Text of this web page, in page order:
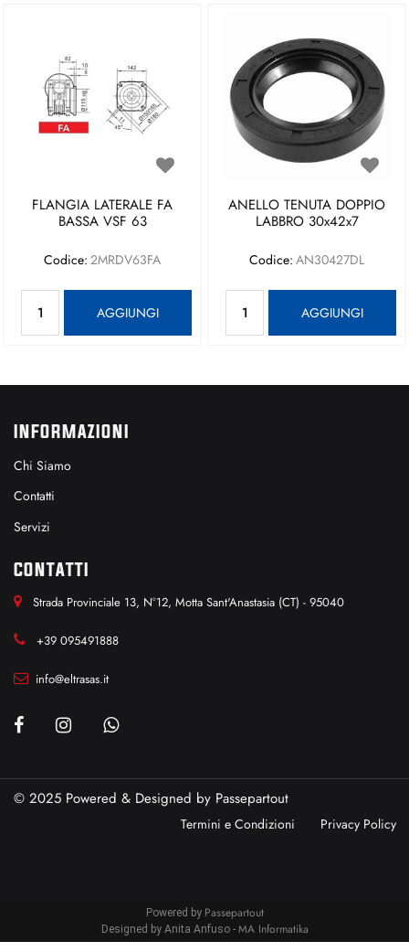
FLANGIA LATERALE FA
BASSA VSF 63
Codice: 2MRDV63FA
AGGIUNGI
ANELLO TENUTA DOPPIO
LABBRO 30x42x7
Codice: AN30427DL
AGGIUNGI
INFORMAZIONI
Chi Siamo
Contatti
Servizi
CONTATTI
Strada Provinciale 13, N°12, Motta Sant'Anastasia (CT) - 95040
+39 095491888
info@eltrasas.it
© 2025 Powered & Designed by Passepartout
Termini e Condizioni Privacy Policy
Powered by Passepartout
Designed by Anita Anfuso - MA Informatika